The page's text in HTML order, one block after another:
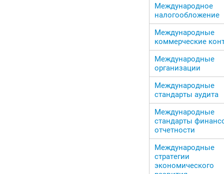
Международное
налогообложение
Международные
коммерческие
Международные
организации
Международные
стандарты аудита
Международные
стандарты
отчетности
Международные
стратегии
экономического